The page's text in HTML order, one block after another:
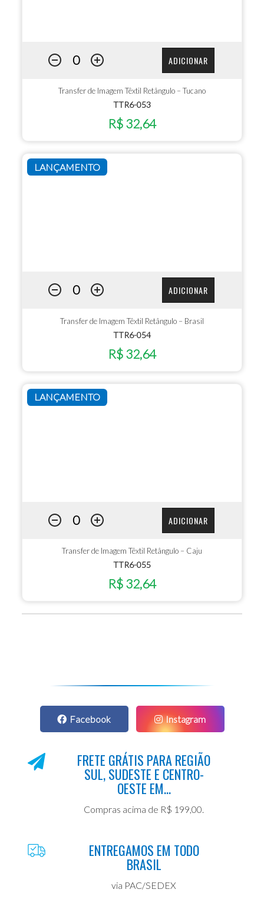
ADICIONAR
Transfer de Imagem Têxtil Retângulo – Tucano
TTR6-053
R$ 32,64
LANÇAMENTO
ADICIONAR
Transfer de Imagem Têxtil Retângulo – Brasil
TTR6-054
R$ 32,64
LANÇAMENTO
ADICIONAR
Transfer de Imagem Têxtil Retângulo – Caju
TTR6-055
R$ 32,64
Facebook Instagram
FRETE GRÁTIS PARA REGIÃO
SUL, SUDESTE E CENTRO-
OESTE EM...
Compras acima de R$ 199,00.
ENTREGAMOS EM TODO
BRASIL
via PAC/SEDEX